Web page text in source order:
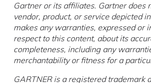
Gartner or its affiliates. Gartner does
vendor, product, or service depicted
makes any warranties, expressed or
respect to this content, about its
completeness, including any
merchantability or fitness for a
GARTNER is a registered trademark